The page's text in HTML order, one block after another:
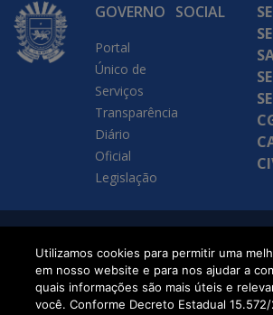
GOVERNO
Portal
Único de
Serviços
Transparência
Diário
Oficial
Legislação
SOCIAL
SETDIG | Secretaria-
Executiva de
Transformação Digital
Utilizamos cookies para permitir uma
em nosso website e para nos ajudar a
quais informações são mais úteis e
você. Conforme Decreto Estadual